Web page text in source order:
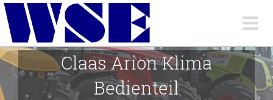
Skip
content
Claas Arion Klima
Bedienteil